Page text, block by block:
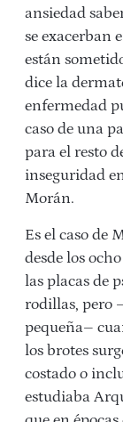
ansiedad
se exacerban
están
dice la
enfermedad
caso de una
para el resto
inseguridad
Morán.
Es el caso de
desde los
las placas de
rodillas, pero
pequeña–
los brotes
costado o
estudiaba